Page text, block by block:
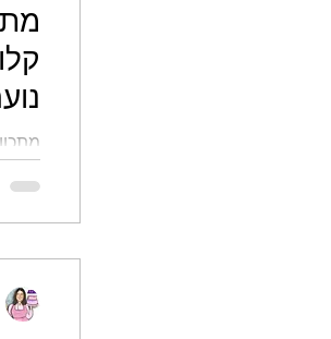
בטירוף - נועם